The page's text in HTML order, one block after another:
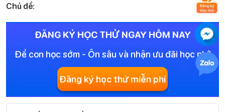
Chủ đề:
ĐĂNG KÝ HỌC THỬ NGAY HÔM NAY
Để con học sớm - Ôn sâu và nhận ưu đãi học phí!
Đăng ký học thử miễn phí